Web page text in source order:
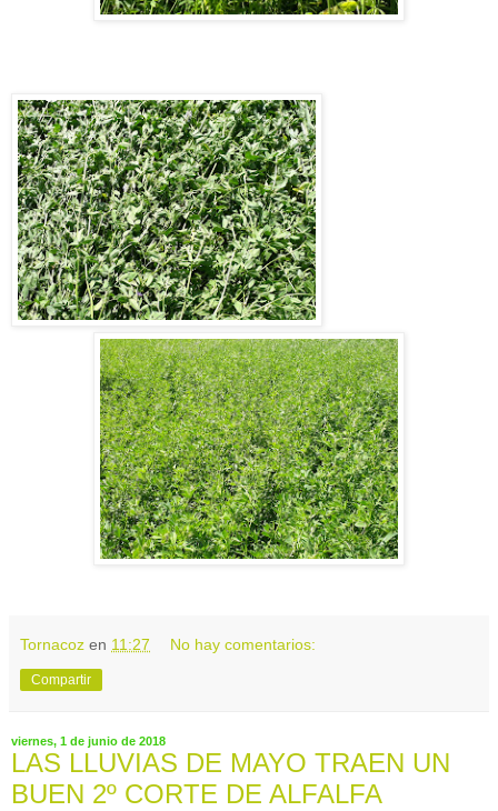
Tornacoz en 11:27 No hay comentarios:
Compartir
viernes, 1 de junio de 2018
LAS LLUVIAS DE MAYO TRAEN UN
BUEN 2º CORTE DE ALFALFA